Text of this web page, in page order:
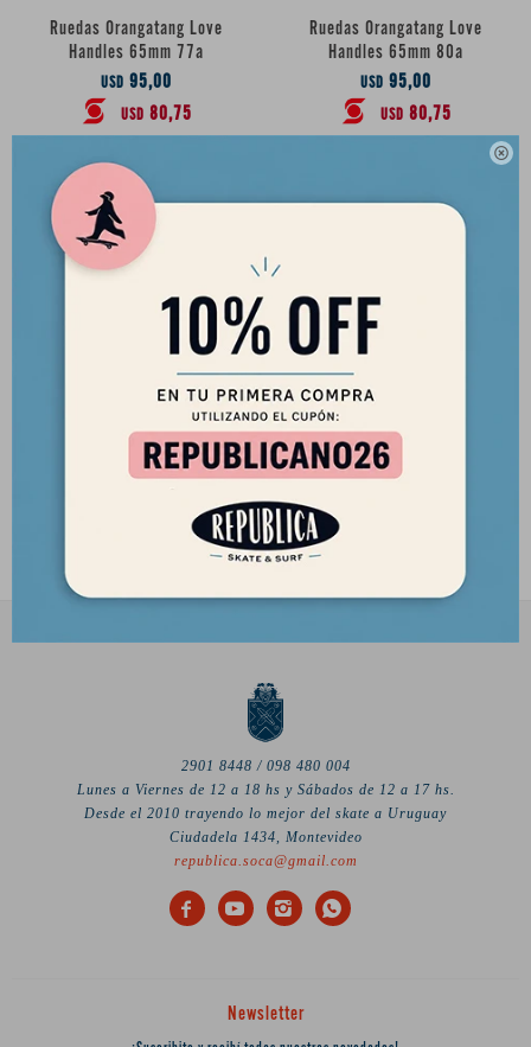

Ruedas Orangatang Love
Handles 65mm 77a
USD 95,00
USD 80,75
Ruedas Orangatang Love
Handles 65mm 80a
USD 95,00
USD 80,75
Orangatang Fat Free 65mm 80a
90,00
76,50
Orangatang Fat Free 65mm 83a
90,00
2901 8448 / 098 480 004
Lunes a Viernes de 12 a 18 hs y Sábados de 12 a 17 hs.
Desde el 2010 trayendo lo mejor del skate a Uruguay
Ciudadela 1434, Montevideo
republica.soca@gmail.com
   
Newsletter